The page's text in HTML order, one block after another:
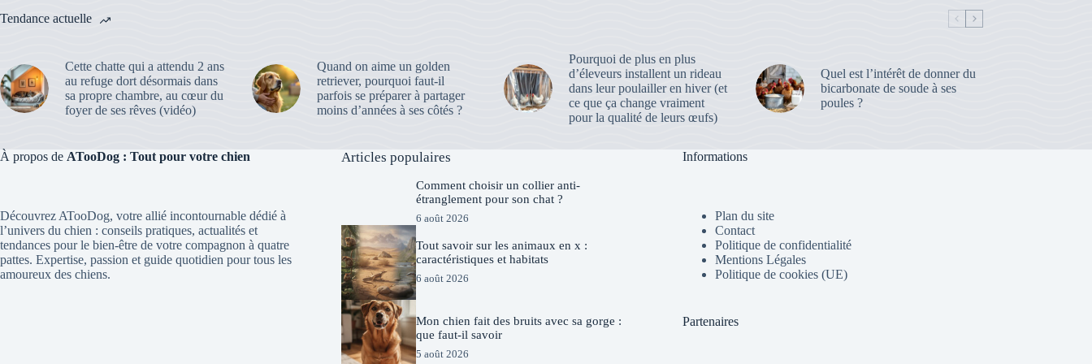
Tendance actuelle
Cette chatte qui a attendu 2 ans
au refuge dort désormais dans
sa propre chambre, au cœur du
foyer de ses rêves (vidéo)
Quand on aime un golden
retriever, pourquoi faut-il
parfois se préparer à partager
moins d’années à ses côtés ?
Pourquoi de plus en plus
d’éleveurs installent un rideau
dans leur poulailler en hiver (et
ce que ça change vraiment
pour la qualité de leurs œufs)
Quel est l’intérêt de donner du
bicarbonate de soude à ses
poules ?
À propos de ATooDog : Tout pour votre chien
Découvrez ATooDog, votre allié incontournable dédié à
l’univers du chien : conseils pratiques, actualités et
tendances pour le bien-être de votre compagnon à quatre
pattes. Expertise, passion et guide quotidien pour tous les
amoureux des chiens.
Articles populaires
Comment choisir un collier anti-
étranglement pour son chat ?
6 août 2026
Tout savoir sur les animaux en x :
caractéristiques et habitats
6 août 2026
Mon chien fait des bruits avec sa gorge :
que faut-il savoir
5 août 2026
Informations
Plan du site
Contact
Politique de confidentialité
Mentions Légales
Politique de cookies (UE)
Partenaires